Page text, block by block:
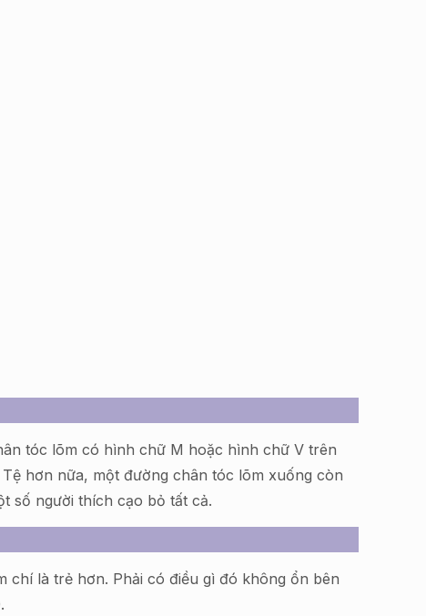
tóc lõm có hình chữ M hoặc hình chữ V trên
hơn nữa, một đường chân tóc lõm xuống còn
số người thích cạo bỏ tất cả.
chí là trẻ hơn. Phải có điều gì đó không ổn bên